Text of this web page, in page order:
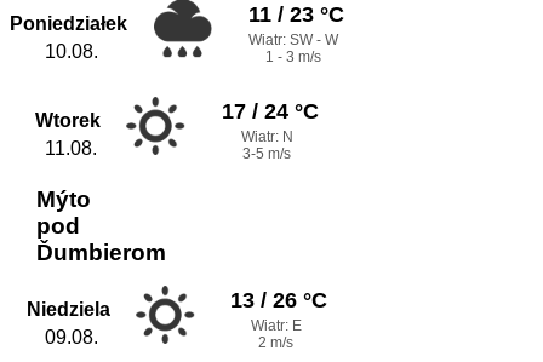
Poniedziałek
10.08.
11 / 23 °C
Wiatr: SW - W
1 - 3 m/s
Wtorek
11.08.
17 / 24 °C
Wiatr: N
3-5 m/s
Mýto
pod
Ďumbierom
Niedziela
09.08.
13 / 26 °C
Wiatr: E
2 m/s